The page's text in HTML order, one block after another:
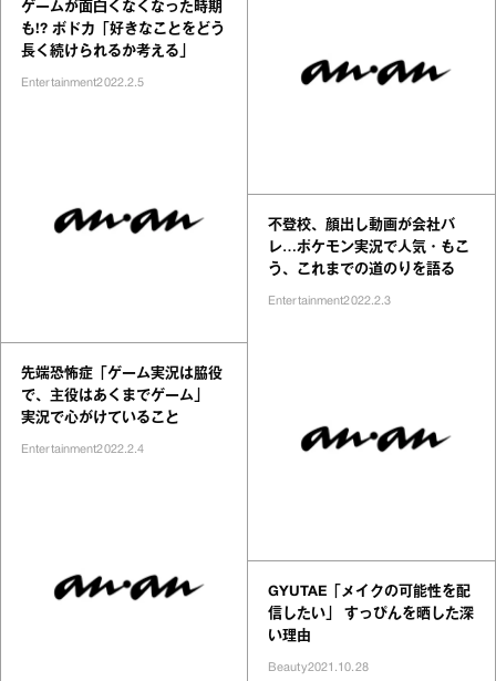
ゲームが面白くなくなった時期
も!? ボドカ「好きなことをどう
長く続けられるか考える」
Entertainment2022.2.5
先端恐怖症「ゲーム実況は脇役
で、主役はあくまでゲーム」
実況で心がけていること
Entertainment2022.2.4
不登校、顔出し動画が会社バ
レ…ポケモン実況で人気・もこ
う、これまでの道のりを語る
Entertainment2022.2.3
GYUTAE「メイクの可能性を配
信したい」 すっぴんを晒した深
い理由
Beauty2021.10.28